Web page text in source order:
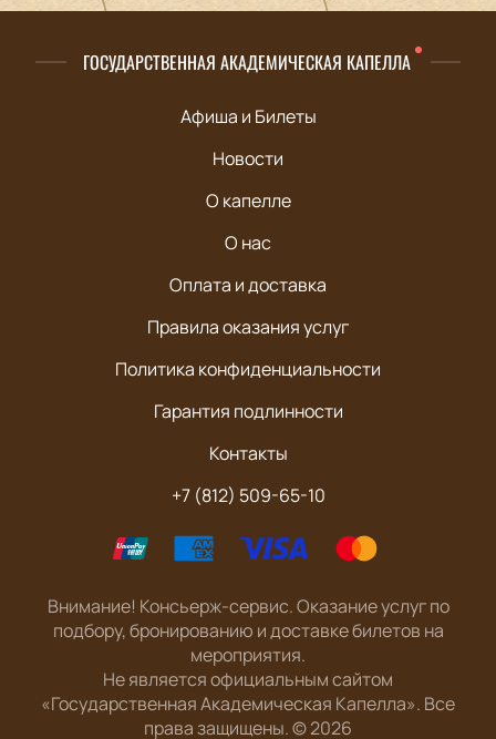
ГОСУДАРСТВЕННАЯ АКАДЕМИЧЕСКАЯ КАПЕЛЛА
Афиша и Билеты
Новости
О капелле
О нас
Оплата и доставка
Правила оказания услуг
Политика конфиденциальности
Гарантия подлинности
Контакты
+7 (812) 509-65-10
Внимание! Консьерж-сервис. Оказание услуг по
подбору, бронированию и доставке билетов на
мероприятия.
Не является официальным сайтом
«Государственная Академическая Капелла». Все
права защищены.©2026